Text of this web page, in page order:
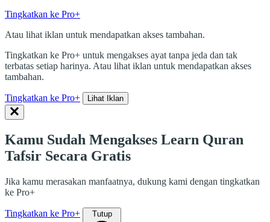
Tingkatkan ke Pro+
Atau lihat iklan untuk mendapatkan akses tambahan.
Tingkatkan ke Pro+ untuk mengakses ayat tanpa jeda dan tak
terbatas setiap harinya. Atau lihat iklan untuk mendapatkan akses
tambahan.
Tingkatkan ke Pro+ Lihat Iklan
Kamu Sudah Mengakses Learn Quran
Tafsir Secara Gratis
Jika kamu merasakan manfaatnya, dukung kami dengan tingkatkan
ke Pro+
Tingkatkan ke Pro+ Tutup